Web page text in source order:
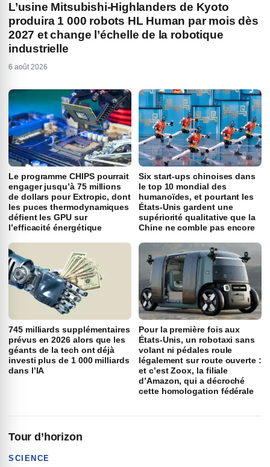
L’usine Mitsubishi-Highlanders de Kyoto
produira 1 000 robots HL Human par mois dès
2027 et change l’échelle de la robotique
industrielle
6 août 2026
Le programme CHIPS pourrait
engager jusqu’à 75 millions
de dollars pour Extropic, dont
les puces thermodynamiques
défient les GPU sur
l’efficacité énergétique
Six start-ups chinoises dans
le top 10 mondial des
humanoïdes, et pourtant les
États-Unis gardent une
supériorité qualitative que la
Chine ne comble pas encore
745 milliards supplémentaires
prévus en 2026 alors que les
géants de la tech ont déjà
investi plus de 1 000 milliards
dans l’IA
Pour la première fois aux
États-Unis, un robotaxi sans
volant ni pédales roule
légalement sur route ouverte :
et c’est Zoox, la filiale
d’Amazon, qui a décroché
cette homologation fédérale
Tour d’horizon
SCIENCE